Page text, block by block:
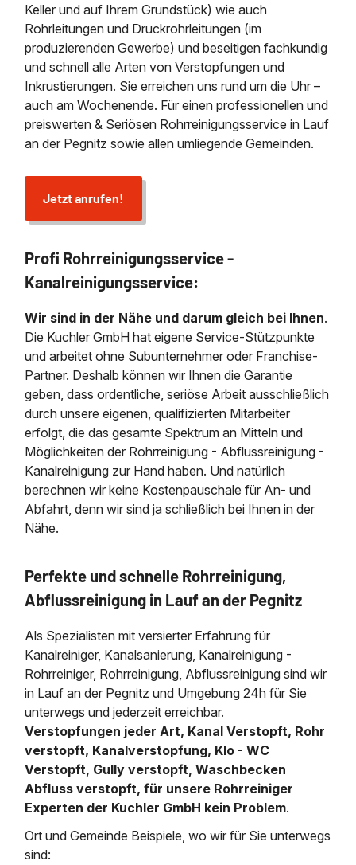
Keller und auf Ihrem Grundstück) wie auch
Rohrleitungen und Druckrohrleitungen (im
produzierenden Gewerbe) und beseitigen fachkundig
und schnell alle Arten von Verstopfungen und
Inkrustierungen. Sie erreichen uns rund um die Uhr –
auch am Wochenende. Für einen professionellen und
preiswerten & Seriösen Rohrreinigungsservice in Lauf
an der Pegnitz sowie allen umliegende Gemeinden.
Jetzt anrufen!
Profi Rohrreinigungsservice -
Kanalreinigungsservice:
Wir sind in der Nähe und darum gleich bei Ihnen.
Die Kuchler GmbH hat eigene Service-Stützpunkte
und arbeitet ohne Subunternehmer oder Franchise-
Partner. Deshalb können wir Ihnen die Garantie
geben, dass ordentliche, seriöse Arbeit ausschließlich
durch unsere eigenen, qualifizierten Mitarbeiter
erfolgt, die das gesamte Spektrum an Mitteln und
Möglichkeiten der Rohrreinigung - Abflussreinigung -
Kanalreinigung zur Hand haben. Und natürlich
berechnen wir keine Kostenpauschale für An- und
Abfahrt, denn wir sind ja schließlich bei Ihnen in der
Nähe.
Perfekte und schnelle Rohrreinigung,
Abflussreinigung in Lauf an der Pegnitz
Als Spezialisten mit versierter Erfahrung für
Kanalreiniger, Kanalsanierung, Kanalreinigung -
Rohrreiniger, Rohrreinigung, Abflussreinigung sind wir
in Lauf an der Pegnitz und Umgebung 24h für Sie
unterwegs und jederzeit erreichbar.
Verstopfungen jeder Art, Kanal Verstopft, Rohr
verstopft, Kanalverstopfung, Klo - WC
Verstopft, Gully verstopft, Waschbecken
Abfluss verstopft, für unsere Rohrreiniger
Experten der Kuchler GmbH kein Problem.
Ort und Gemeinde Beispiele, wo wir für Sie unterwegs
sind: